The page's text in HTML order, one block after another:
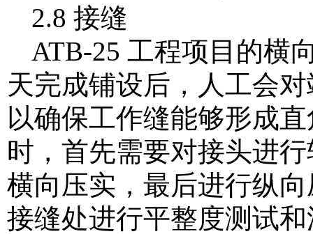
2.8 接缝
ATB-25 工程项目的横
天完成铺设后，人工会
以确保工作缝能够形成
时，首先需要对接头进
横向压实，最后进行纵
接缝处进行平整度测试